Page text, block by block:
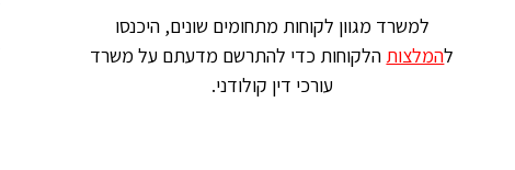
למשרד מגוון לקוחות מתחומים שונים, היכנסו
להמלצות הלקוחות כדי להתרשם מדעתם על משרד
עורכי דין קולודני.